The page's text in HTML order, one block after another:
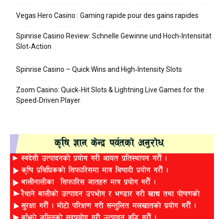
Vegas Hero Casino : Gaming rapide pour des gains rapides
Spinrise Casino Review: Schnelle Gewinne und Hoch‑Intensität
Slot‑Action
Spinrise Casino – Quick Wins and High‑Intensity Slots
Zoom Casino: Quick‑Hit Slots & Lightning Live Games for the
Speed‑Driven Player